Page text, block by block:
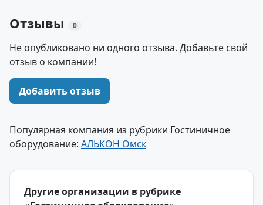
Отзывы 0
Не опубликовано ни одного отзыва. Добавьте свой
отзыв о компании!
Добавить отзыв
Популярная компания из рубрики Гостиничное
оборудование: АЛЬКОН Омск
Другие организации в рубрике